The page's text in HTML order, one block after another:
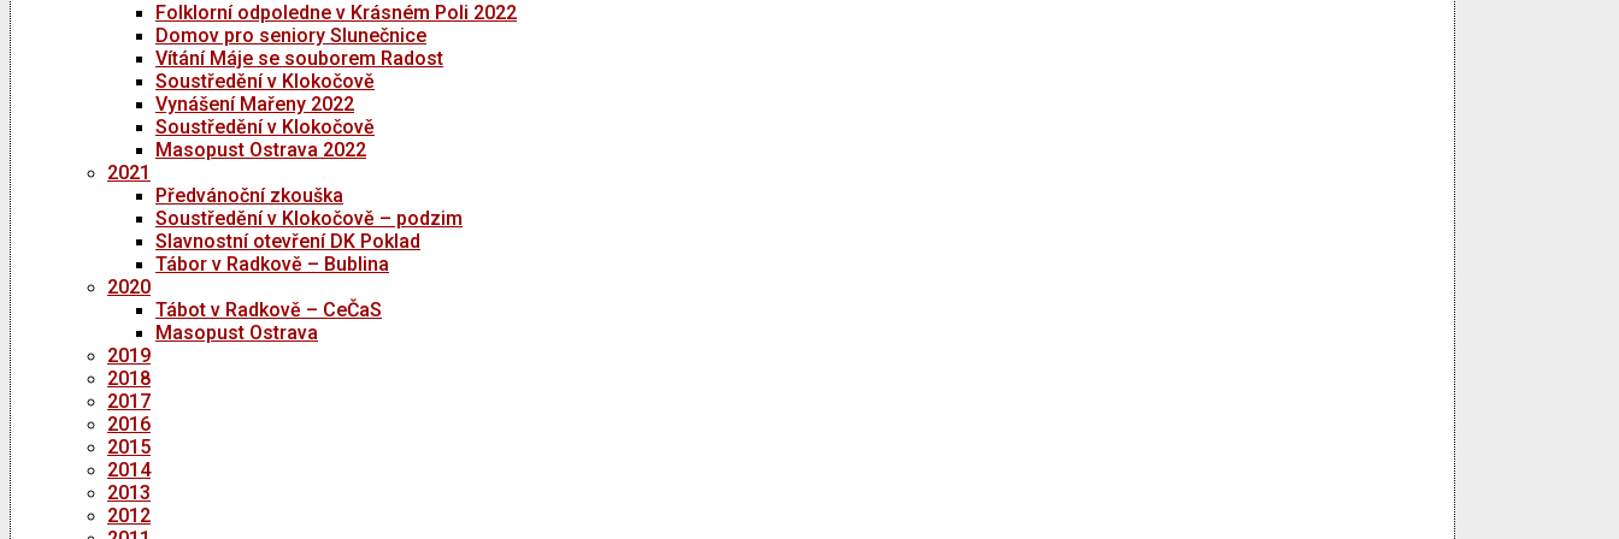
Folklorní odpoledne v Krásném Poli 2022
Domov pro seniory Slunečnice
Vítání Máje se souborem Radost
Soustředění v Klokočově
Vynášení Mařeny 2022
Soustředění v Klokočově
Masopust Ostrava 2022
2021
Předvánoční zkouška
Soustředění v Klokočově – podzim
Slavnostní otevření DK Poklad
Tábor v Radkově – Bublina
2020
Tábot v Radkově – CeČaS
Masopust Ostrava
2019
2018
2017
2016
2015
2014
2013
2012